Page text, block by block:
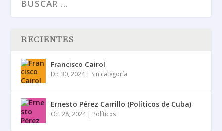
RECIENTES
Francisco Cairol
Dic 30, 2024| Sin categoría
Ernesto Pérez Carrillo (Políticos de Cuba)
Oct 28, 2024| Políticos